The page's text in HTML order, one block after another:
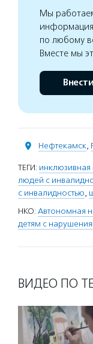
Мы
по любому
Вместе мы
Нефтекамск,
ТЕГИ: инклюзивная
людей с
с инвалидностью,
НКО: Автономная
детям с
ВИДЕО ПО